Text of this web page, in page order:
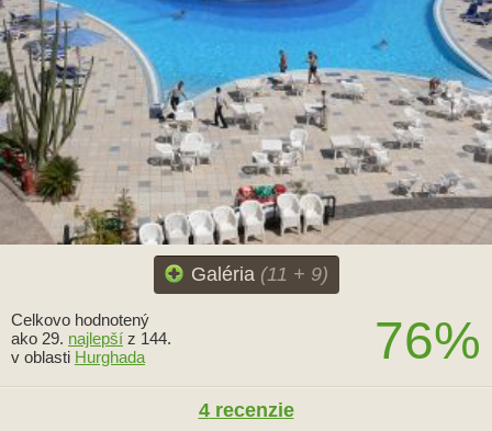
Galéria (11 + 9)
76%
Celkovo hodnotený
ako 29. najlepší z 144.
v oblasti Hurghada
4recenzie